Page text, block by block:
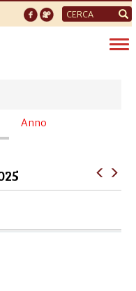
Form
di
ricerca
(schedaAnno